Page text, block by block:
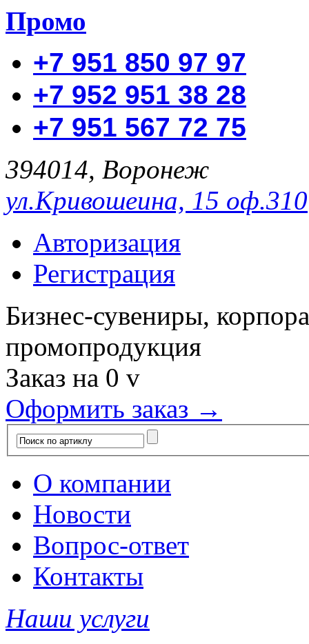
Промо
+7 951 850 97 97
+7 952 951 38 28
+7 951 567 72 75
394014, Воронеж
ул.Кривошеина, 15 оф.310
Авторизация
Регистрация
Бизнес-сувениры,
промопродукция
Заказ на 0 v
Оформить заказ →
О компании
Новости
Вопрос-ответ
Контакты
Наши услуги